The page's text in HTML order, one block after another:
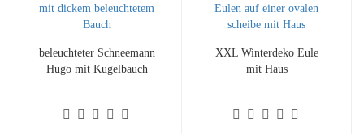
beleuchteter Schneemann
Hugo mit Kugelbauch
XXL Winterdeko Eule
mit Haus